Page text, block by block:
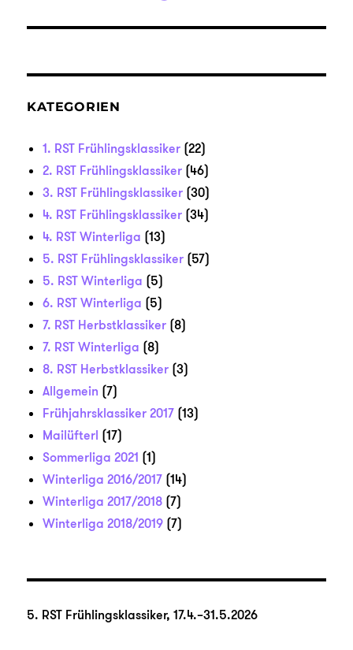
KATEGORIEN
1. RST Frühlingsklassiker (22)
2. RST Frühlingsklassiker (46)
3. RST Frühlingsklassiker (30)
4. RST Frühlingsklassiker (34)
4. RST Winterliga (13)
5. RST Frühlingsklassiker (57)
5. RST Winterliga (5)
6. RST Winterliga (5)
7. RST Herbstklassiker (8)
7. RST Winterliga (8)
8. RST Herbstklassiker (3)
Allgemein (7)
Frühjahrsklassiker 2017 (13)
Mailüfterl (17)
Sommerliga 2021 (1)
Winterliga 2016/2017 (14)
Winterliga 2017/2018 (7)
Winterliga 2018/2019 (7)
5. RST Frühlingsklassiker, 17.4.–31.5.2026